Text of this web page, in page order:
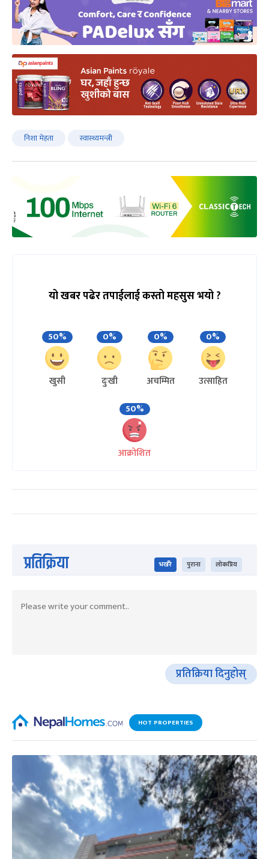
निशा मेहता स्वास्थ्यमन्त्री
यो खबर पढेर तपाईलाई कस्तो महसुस भयो ?
50%
खुसी
0%
दुःखी
0%
अचम्मित
0%
उत्साहित
50%
आक्रोशित
प्रतिक्रिया भर्खरै पुराना लोकप्रिय
प्रतिक्रिया दिनुहोस्
HOT PROPERTIES